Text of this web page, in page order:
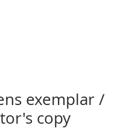
exemplar /
copy